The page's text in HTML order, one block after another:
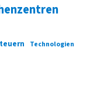
Technologien